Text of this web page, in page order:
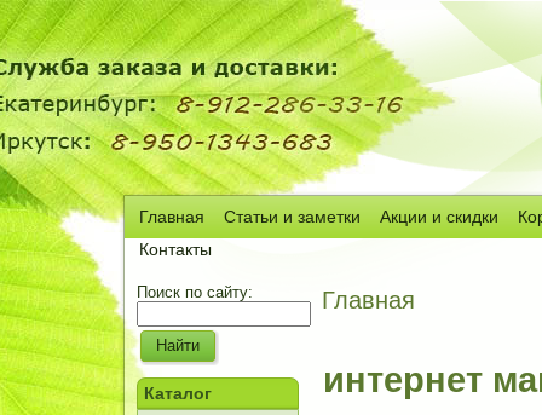
Главная Статьи и заметки Акции и скидки
Контакты
Поиск по сайту:
Каталог
Главная
интернет